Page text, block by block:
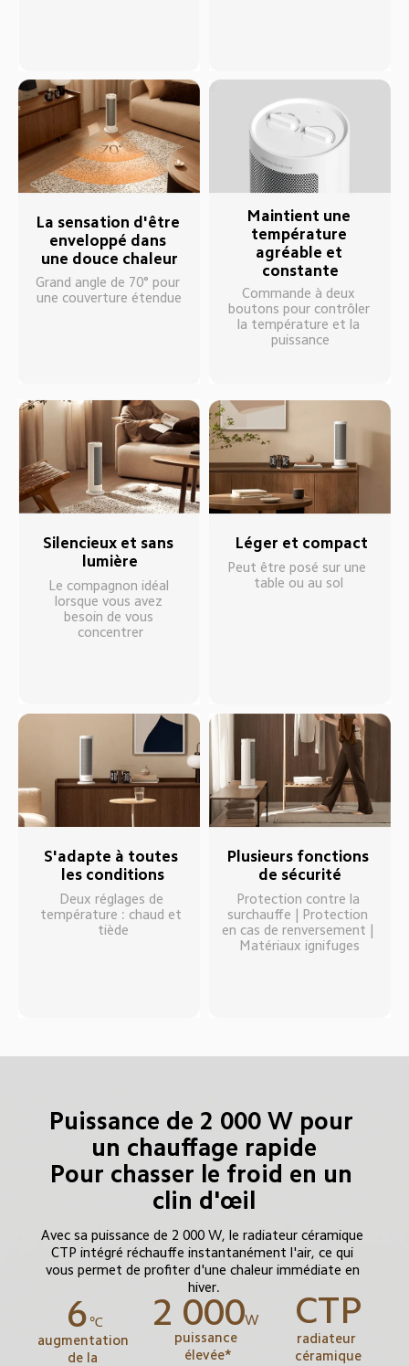
La sensation d'être
enveloppé dans
une douce chaleur
Grand angle de 70° pour
une couverture étendue
Maintient une
température
agréable et
constante
Commande à deux
boutons pour contrôler
la température et la
puissance
Silencieux et sans
lumière
Le compagnon idéal
lorsque vous avez
besoin de vous
concentrer
Léger et compact
Peut être posé sur une
table ou au sol
S'adapte à toutes
les conditions
Deux réglages de
température : chaud et
tiède
Plusieurs fonctions
de sécurité
Protection contre la
surchauffe | Protection
en cas de renversement |
Matériaux ignifuges
6 ℃
augmentation
de la
Puissance de 2 000 W pour
un chauffage rapide
Pour chasser le froid en un
clin d'œil
Avec sa puissance de 2 000 W, le radiateur céramique
CTP intégré réchauffe instantanément l'air, ce qui
vous permet de profiter d'une chaleur immédiate en
hiver.
2 000W
puissance
élevée*
CTP
radiateur
céramique